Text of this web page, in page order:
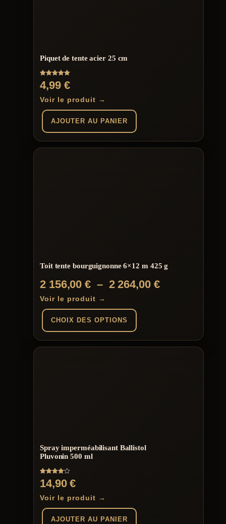
Piquet de tente acier 25 cm
Note
5.00
sur 5
4,99 €
Voir le produit →
AJOUTER AU PANIER
Toit tente bourguignonne 6×12 m 425 g
2 156,00€ – 2 264,00 €Plage
156,00 €
Voir le produit →
CHOIX DES OPTIONS
produit
page
produit
Spray imperméabilisant Ballistol
Pluvonin 500 ml
Note
4.00
sur 5
14,90€
Voir le produit →
AJOUTER AU PANIER